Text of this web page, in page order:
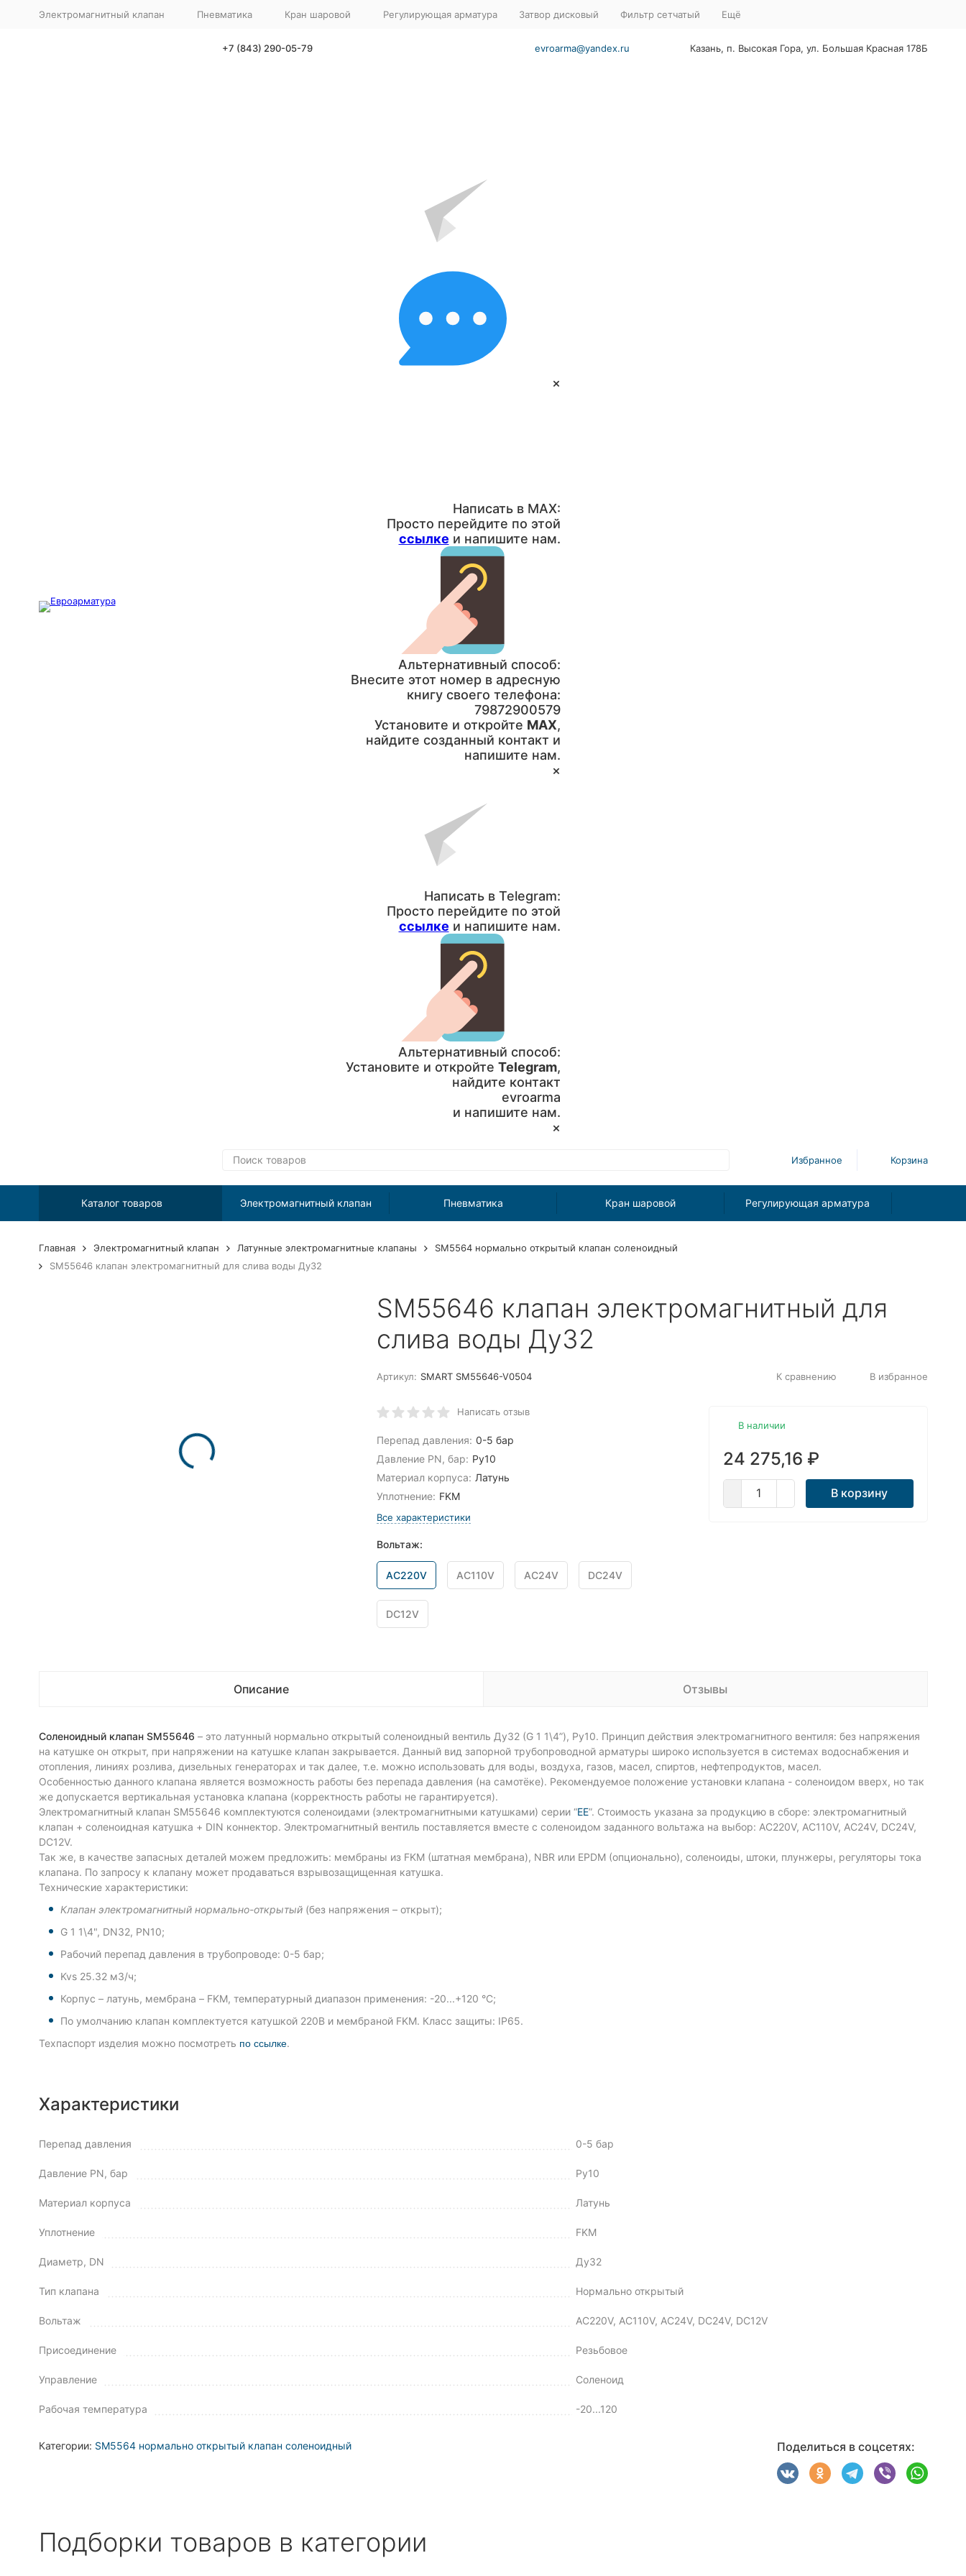
Электромагнитный клапан Пневматика Кран шаровой Регулирующая арматура Затвор дисковый Фильтр сетчатый Ещё
+7 (843) 290-05-79
×
Написать в MAX:
Просто перейдите по этой
ссылке и напишите нам.
Альтернативный способ:
Внесите этот номер в адресную
книгу своего телефона:
79872900579
Установите и откройте MAX,
найдите созданный контакт и
напишите нам.
×
Написать в Telegram:
Просто перейдите по этой
ссылке и напишите нам.
Альтернативный способ:
Установите и откройте Telegram,
найдите контакт
evroarma
и напишите нам.
×
evroarma@yandex.ru Казань, п. Высокая Гора, ул. Большая Красная 178Б
Избранное Корзина
Каталог товаров Электромагнитный клапан Пневматика Кран шаровой Регулирующая арматура
Главная Электромагнитный клапан Латунные электромагнитные клапаны
SM5564 нормально открытый клапан соленоидный
SM55646 клапан электромагнитный для слива воды Ду32
SM55646 клапан электромагнитный для
слива воды Ду32
Артикул: SMART SM55646-V0504 К сравнению В избранное
Написать отзыв
Перепад давления: 0-5 бар
Давление PN, бар: Ру10
Материал корпуса: Латунь
Уплотнение: FKM
Все характеристики
Вольтаж:
AC220V AC110V AC24V DC24V
DC12V
В наличии
24 275,16 ₽
В корзину
Описание Отзывы
Соленоидный клапан SM55646 – это латунный нормально открытый соленоидный вентиль Ду32 (G 1 1\4”), Ру10. Принцип действия электромагнитного вентиля: без напряжения
на катушке он открыт, при напряжении на катушке клапан закрывается. Данный вид запорной трубопроводной арматуры широко используется в системах водоснабжения и
отопления, линиях розлива, дизельных генераторах и так далее, т.е. можно использовать для воды, воздуха, газов, масел, спиртов, нефтепродуктов, масел.
Особенностью данного клапана является возможность работы без перепада давления (на самотёке). Рекомендуемое положение установки клапана - соленоидом вверх, но так
же допускается вертикальная установка клапана (корректность работы не гарантируется).
Электромагнитный клапан SM55646 комплектуются соленоидами (электромагнитными катушками) серии “EE”. Стоимость указана за продукцию в сборе: электромагнитный
клапан + соленоидная катушка + DIN коннектор. Электромагнитный вентиль поставляется вместе с соленоидом заданного вольтажа на выбор: AC220V, AC110V, AC24V, DC24V,
DC12V.
Так же, в качестве запасных деталей можем предложить: мембраны из FKM (штатная мембрана), NBR или EPDM (опционально), соленоиды, штоки, плунжеры, регуляторы тока
клапана. По запросу к клапану может продаваться взрывозащищенная катушка.
Технические характеристики:
Клапан электромагнитный нормально-открытый(без напряжения – открыт);
G 1 1\4", DN32, PN10;
Рабочий перепад давления в трубопроводе: 0-5 бар;
Kvs 25.32 м3/ч;
Корпус – латунь, мембрана – FKM, температурный диапазон применения: -20...+120 °С;
По умолчанию клапан комплектуется катушкой 220В и мембраной FKM. Класс защиты: IP65.
Техпаспорт изделия можно посмотреть по ссылке.
Характеристики
Перепад давления 0-5 бар
Давление PN, бар Ру10
Материал корпуса Латунь
Уплотнение FKM
Диаметр, DN Ду32
Тип клапана Нормально открытый
Вольтаж AC220V, AC110V, AC24V, DC24V, DC12V
Присоединение Резьбовое
Управление Соленоид
Рабочая температура -20...120
Категории: SM5564 нормально открытый клапан соленоидный Поделиться в соцсетях:
Подборки товаров в категории